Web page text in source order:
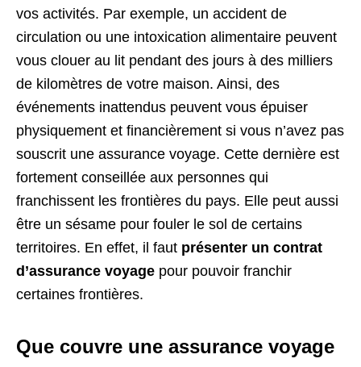
vos activités. Par exemple, un accident de
circulation ou une intoxication alimentaire peuvent
vous clouer au lit pendant des jours à des milliers
de kilomètres de votre maison. Ainsi, des
événements inattendus peuvent vous épuiser
physiquement et financièrement si vous n’avez pas
souscrit une assurance voyage. Cette dernière est
fortement conseillée aux personnes qui
franchissent les frontières du pays. Elle peut aussi
être un sésame pour fouler le sol de certains
territoires. En effet, il faut présenter un contrat
d’assurance voyage pour pouvoir franchir
certaines frontières.
Que couvre une assurance voyage